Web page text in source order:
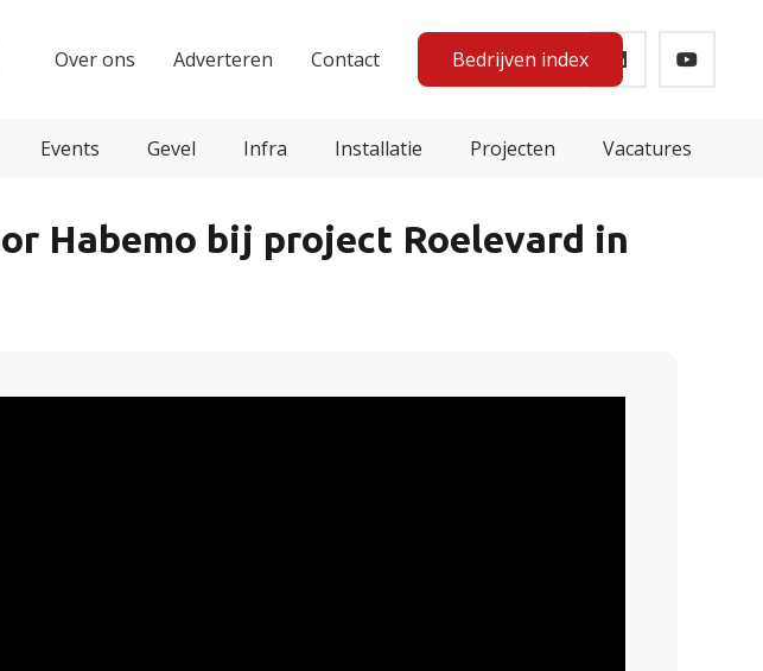
Over ons Adverteren Contact Bedrijven index
Events Gevel Infra Installatie Projecten Vacatures
Habemo bij project Roelevard in